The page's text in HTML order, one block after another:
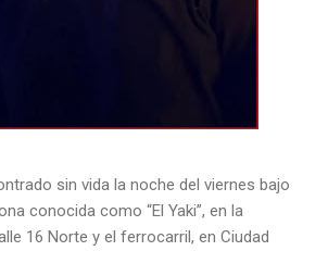
sin vida la noche del viernes bajo
conocida como “El Yaki”, en la
16 Norte y el ferrocarril, en Ciudad